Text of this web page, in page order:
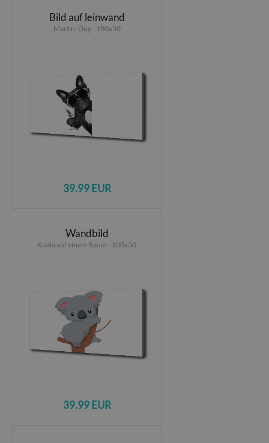
Bild auf leinwand
Martini Dog - 100x50
39.99 EUR
Wandbild
Koala auf einem Baum - 100x50
39.99 EUR